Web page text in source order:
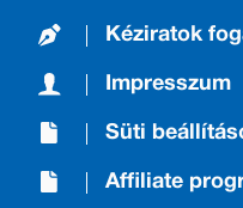
Kéziratok
Impresszum
Süti
Affiliate